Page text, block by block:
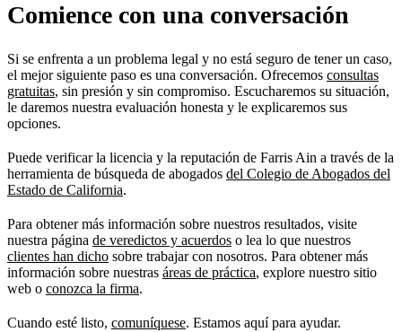
Comience con una conversación
Si se enfrenta a un problema legal y no está seguro de tener un caso,
el mejor siguiente paso es una conversación. Ofrecemos consultas
gratuitas, sin presión y sin compromiso. Escucharemos su situación,
le daremos nuestra evaluación honesta y le explicaremos sus
opciones.
Puede verificar la licencia y la reputación de Farris Ain a través de la
herramienta de búsqueda de abogados del Colegio de Abogados del
Estado de California.
Para obtener más información sobre nuestros resultados, visite
nuestra página de veredictos y acuerdos o lea lo que nuestros
clientes han dicho sobre trabajar con nosotros. Para obtener más
información sobre nuestras áreas de práctica, explore nuestro sitio
web o conozca la firma.
Cuando esté listo, comuníquese. Estamos aquí para ayudar.